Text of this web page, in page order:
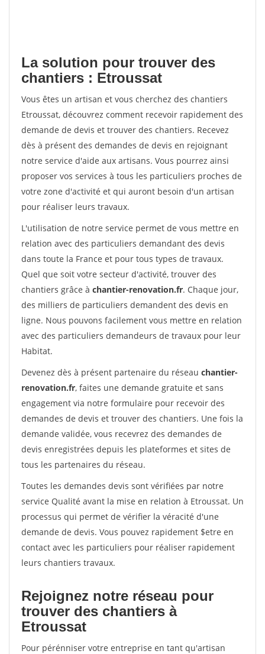
La solution pour trouver des
chantiers : Etroussat
Vous êtes un artisan et vous cherchez des chantiers
Etroussat, découvrez comment recevoir rapidement des
demande de devis et trouver des chantiers. Recevez
dès à présent des demandes de devis en rejoignant
notre service d'aide aux artisans. Vous pourrez ainsi
proposer vos services à tous les particuliers proches de
votre zone d'activité et qui auront besoin d'un artisan
pour réaliser leurs travaux.
L'utilisation de notre service permet de vous mettre en
relation avec des particuliers demandant des devis
dans toute la France et pour tous types de travaux.
Quel que soit votre secteur d'activité, trouver des
chantiers grâce à chantier-renovation.fr. Chaque jour,
des milliers de particuliers demandent des devis en
ligne. Nous pouvons facilement vous mettre en relation
avec des particuliers demandeurs de travaux pour leur
Habitat.
Devenez dès à présent partenaire du réseau chantier-
renovation.fr, faites une demande gratuite et sans
engagement via notre formulaire pour recevoir des
demandes de devis et trouver des chantiers. Une fois la
demande validée, vous recevrez des demandes de
devis enregistrées depuis les plateformes et sites de
tous les partenaires du réseau.
Toutes les demandes devis sont vérifiées par notre
service Qualité avant la mise en relation à Etroussat. Un
processus qui permet de vérifier la véracité d'une
demande de devis. Vous pouvez rapidement $etre en
contact avec les particuliers pour réaliser rapidement
leurs chantiers travaux.
Rejoignez notre réseau pour
trouver des chantiers à
Etroussat
Pour pérénniser votre entreprise en tant qu'artisan